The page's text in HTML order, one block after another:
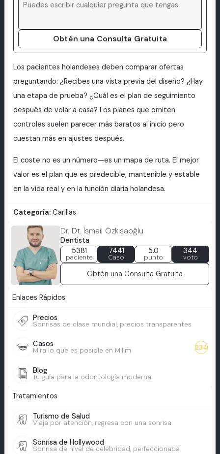
Obtén una Consulta Gratuita
Los pacientes holandeses deben comparar ofertas
preguntando: ¿Recibes una vista previa del diseño? ¿Hay
una etapa de prueba? ¿Cuál es el plan de seguimiento
después de volar a casa? Los planes que omiten
controles suelen parecer más baratos al inicio pero
cuestan más en ajustes después.
El coste no es un número—es un mapa de ruta. El mejor
valor es el plan que es predecible, mantenible y estable
en la vida real y en la función diaria holandesa.
Categoría: Carillas
Dr. Dt. İsmail Özkısaoğlu
Dentista
5381
paciente
7441
Caso
5.0
punto
344
voto
Obtén una Consulta Gratuita
Enlaces Rápidos
Precios
Sonrisas de clase mundial, precios transparentes
Casos
Mira lo que es posible en Milim 234
Blog
Tu guía para la odontología moderna
Tratamientos
Turismo de Salud
Viaja por atención, regresa con una sonrisa
Sonrisa de Hollywood
Sonrisa de nivel de celebridad, perfeccionada